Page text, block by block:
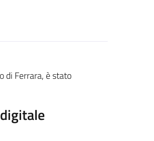
di Ferrara, è stato